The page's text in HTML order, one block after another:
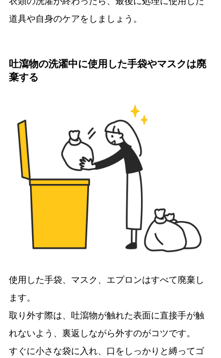
道具や自身のケアをしましょう。
吐瀉物の洗濯中に使用した手袋やマスクは廃
棄する
使用した手袋、マスク、エプロンはすべて廃棄し
ます。
取り外す際は、吐瀉物が触れた表面に直接手が触
れないよう、裏返しながら外すのがコツです。
すぐに小さな袋に入れ、口をしっかりと縛ってゴ